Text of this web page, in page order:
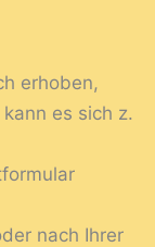
erhoben,
es sich z.
nach Ihrer